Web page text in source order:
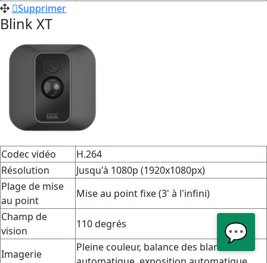
Supprimer
Blink XT
Codec vidéo
H.264
Résolution
Jusqu'à 1080p (1920x1080px)
Plage de mise
au point
Mise au point fixe (3' à l'infini)
Champ de
vision
110 degrés
Imagerie
Pleine couleur, balance des blancs
💬